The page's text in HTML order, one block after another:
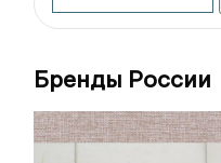
Бренды России